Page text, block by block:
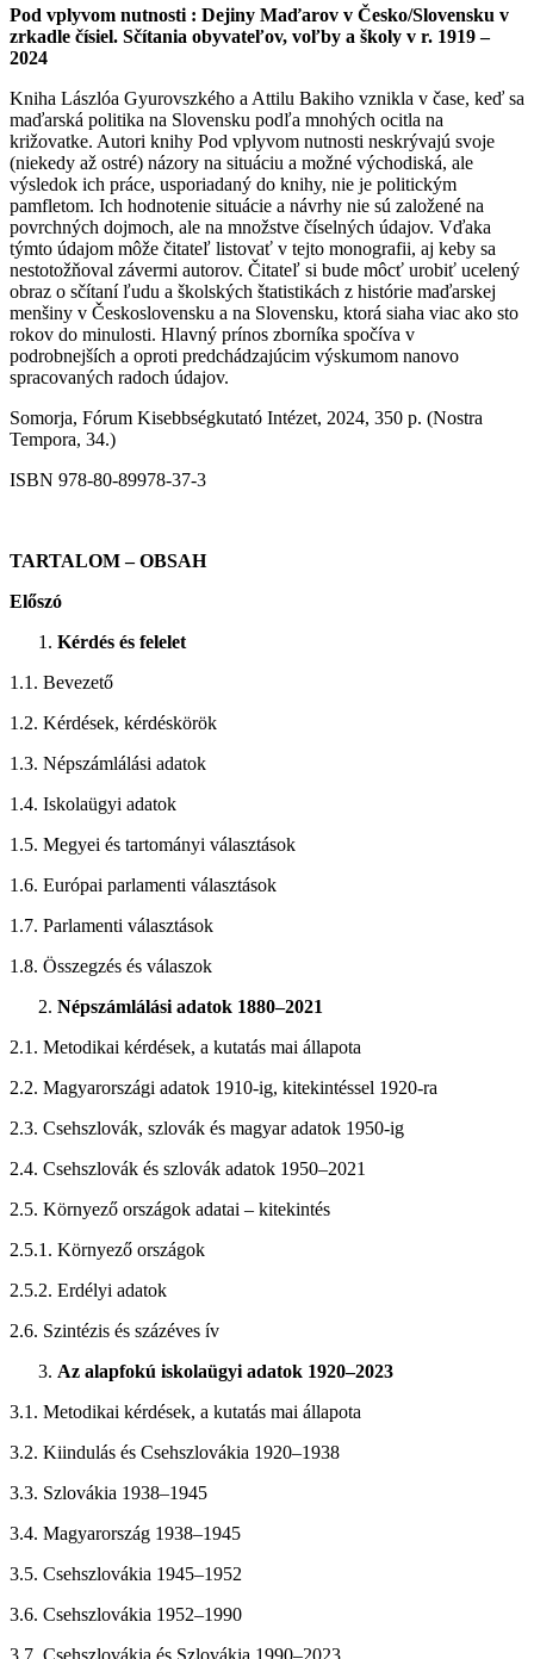
Pod vplyvom nutnosti : Dejiny Maďarov v Česko/Slovensku v
zrkadle čísiel. Sčítania obyvateľov, voľby a školy v r. 1919 –
2024
Kniha Lászlóa Gyurovszkého a Attilu Bakiho vznikla v čase, keď sa
maďarská politika na Slovensku podľa mnohých ocitla na
križovatke. Autori knihy Pod vplyvom nutnosti neskrývajú svoje
(niekedy až ostré) názory na situáciu a možné východiská, ale
výsledok ich práce, usporiadaný do knihy, nie je politickým
pamfletom. Ich hodnotenie situácie a návrhy nie sú založené na
povrchných dojmoch, ale na množstve číselných údajov. Vďaka
týmto údajom môže čitateľ listovať v tejto monografii, aj keby sa
nestotožňoval závermi autorov. Čitateľ si bude môcť urobiť ucelený
obraz o sčítaní ľudu a školských štatistikách z histórie maďarskej
menšiny v Československu a na Slovensku, ktorá siaha viac ako sto
rokov do minulosti. Hlavný prínos zborníka spočíva v
podrobnejších a oproti predchádzajúcim výskumom nanovo
spracovaných radoch údajov.
Somorja, Fórum Kisebbségkutató Intézet, 2024, 350 p. (Nostra
Tempora, 34.)
ISBN 978-80-89978-37-3
TARTALOM – OBSAH
Előszó
Kérdés és felelet
1.1. Bevezető
1.2. Kérdések, kérdéskörök
1.3. Népszámlálási adatok
1.4. Iskolaügyi adatok
1.5. Megyei és tartományi választások
1.6. Európai parlamenti választások
1.7. Parlamenti választások
1.8. Összegzés és válaszok
Népszámlálási adatok 1880–2021
2.1. Metodikai kérdések, a kutatás mai állapota
2.2. Magyarországi adatok 1910-ig, kitekintéssel 1920-ra
2.3. Csehszlovák, szlovák és magyar adatok 1950-ig
2.4. Csehszlovák és szlovák adatok 1950–2021
2.5. Környező országok adatai – kitekintés
2.5.1. Környező országok
2.5.2. Erdélyi adatok
2.6. Szintézis és százéves ív
Az alapfokú iskolaügyi adatok 1920–2023
3.1. Metodikai kérdések, a kutatás mai állapota
3.2. Kiindulás és Csehszlovákia 1920–1938
3.3. Szlovákia 1938–1945
3.4. Magyarország 1938–1945
3.5. Csehszlovákia 1945–1952
3.6. Csehszlovákia 1952–1990
3.7. Csehszlovákia és Szlovákia 1990–2023